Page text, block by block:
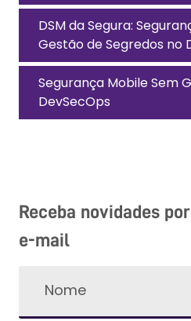
DSM da Segura:
Gestão de Segredos no
Segurança Mobile Sem
DevSecOps
Receba novidades por
e-mail